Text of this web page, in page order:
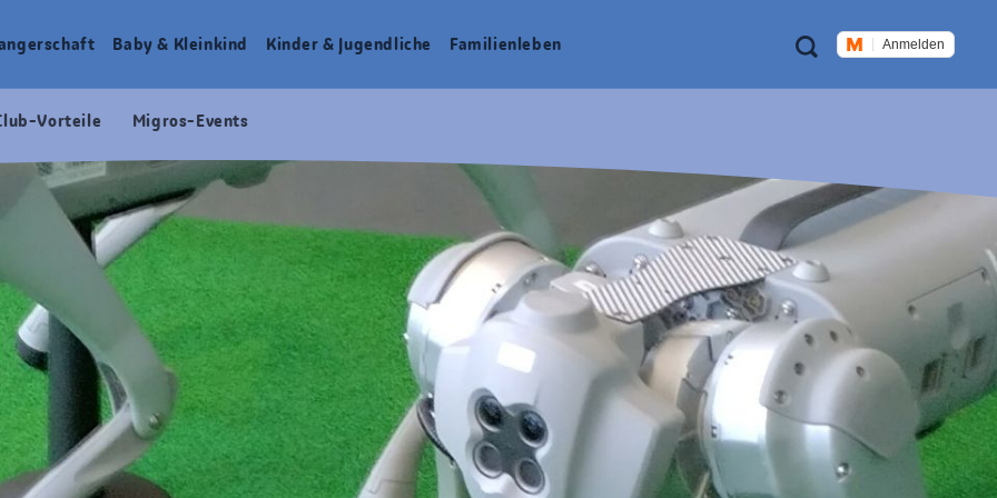
Meta
Navigation
Suche Anmelden
Baby & Kleinkind Kinder & Jugendliche Familien­leben
Vorteile Migros-Events